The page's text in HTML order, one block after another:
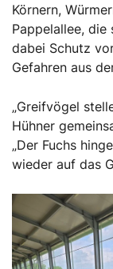
Körnern,
Pappelallee,
dabei Schutz
Gefahren aus
„Greifvögel
Hühner
„Der Fuchs
wieder auf das